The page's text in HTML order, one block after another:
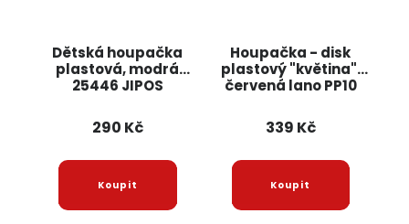
Dětská houpačka
plastová, modrá
25446 JIPOS
290 Kč
Houpačka - disk
plastový "květina",
červená lano PP10
339 Kč